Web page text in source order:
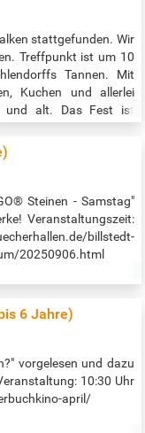
stattgefunden. Wir
Treffpunkt ist um 10
Tannen. Mit
Kuchen und allerlei
und alt. Das Fest ist
des Festes für den
Steinen - Samstag"
Veranstaltungszeit:
billstedt-
20250906.html
6 Jahre)
vorgelesen und dazu
10:30 Uhr
april/